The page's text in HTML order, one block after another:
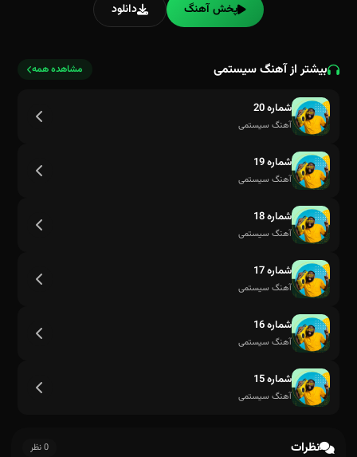
پخش آهنگ دانلود
بیشتر از آهنگ سیستمی مشاهده همه
شماره 20
آهنگ سیستمی
شماره 19
آهنگ سیستمی
شماره 18
آهنگ سیستمی
شماره 17
آهنگ سیستمی
شماره 16
آهنگ سیستمی
شماره 15
آهنگ سیستمی
نظرات 0 نظر